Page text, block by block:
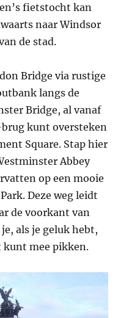
fietstocht kan
naar Windsor
de stad.
Bridge via rustige
langs de
Bridge, al vanaf
kunt oversteken
Square. Stap hier
Abbey
op een mooie
Deze weg leidt
de voorkant van
als je geluk hebt,
kunt mee pikken.